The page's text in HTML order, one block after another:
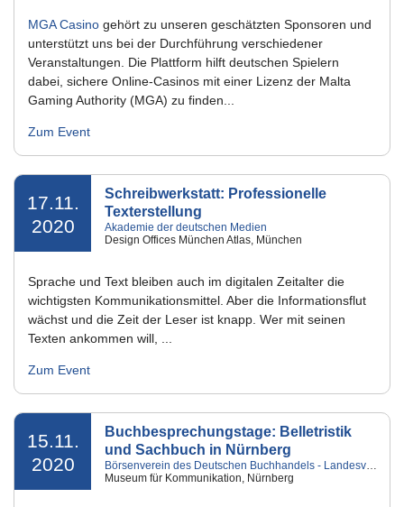
WERBUNG &
MARKETING
MGA Casino gehört zu unseren geschätzten Sponsoren und
unterstützt uns bei der Durchführung verschiedener
Veranstaltungen. Die Plattform hilft deutschen Spielern
dabei, sichere Online-Casinos mit einer Lizenz der Malta
Gaming Authority (MGA) zu finden...
Zum Event
17.11.
2020
Schreibwerkstatt: Professionelle
Texterstellung
Akademie der deutschen Medien
Design Offices München Atlas, München
Sprache und Text bleiben auch im digitalen Zeitalter die
wichtigsten Kommunikationsmittel. Aber die Informationsflut
wächst und die Zeit der Leser ist knapp. Wer mit seinen
Texten ankommen will, ...
Zum Event
15.11.
2020
Buchbesprechungstage: Belletristik
und Sachbuch in Nürnberg
Börsenverein des Deutschen Buchhandels - Landesverband Bayern e.V.
Museum für Kommunikation, Nürnberg